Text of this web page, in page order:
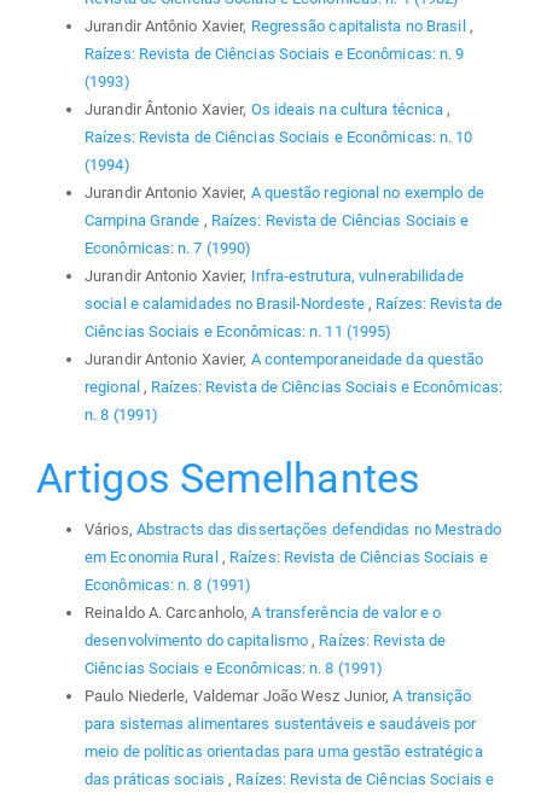
Jurandir Antônio Xavier, Regressão capitalista no Brasil ,
Raízes: Revista de Ciências Sociais e Econômicas: n. 9
(1993)
Jurandir Ântonio Xavier, Os ideais na cultura técnica,
Raízes: Revista de Ciências Sociais e Econômicas: n. 10
(1994)
Jurandir Antonio Xavier, A questão regional no exemplo de
Campina Grande , Raízes: Revista de Ciências Sociais e
Econômicas: n. 7 (1990)
Jurandir Antonio Xavier, Infra-estrutura, vulnerabilidade
social e calamidades no Brasil-Nordeste, Raízes: Revista de
Ciências Sociais e Econômicas: n. 11 (1995)
Jurandir Antonio Xavier, A contemporaneidade da questão
regional , Raízes: Revista de Ciências Sociais e Econômicas:
n. 8 (1991)
Artigos Semelhantes
Vários, Abstracts das dissertações defendidas no Mestrado
em Economia Rural , Raízes: Revista de Ciências Sociais e
Econômicas: n. 8 (1991)
Reinaldo A. Carcanholo,A transferência de valor e o
desenvolvimento do capitalismo , Raízes: Revista de
Ciências Sociais e Econômicas: n. 8 (1991)
Paulo Niederle, Valdemar João Wesz Junior,A transição
para sistemas alimentares sustentáveis e saudáveis por
meio de políticas orientadas para uma gestão estratégica
das práticas sociais , Raízes: Revista de Ciências Sociais e